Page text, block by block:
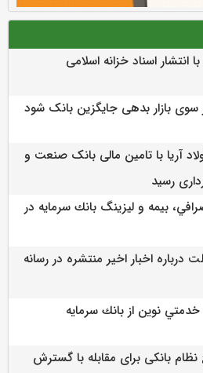
انتشار اسناد خزانه اسلامی
سوی بازار بدهی جایگزین بانک شود
آریا با تامین مالی بانک صنعت و
رسید
بيمه و ليزينگ بانك سرمايه در
درباره اخبار اخیر منتشره در رسانه
خدمتي نوين از بانك سرمايه
بانکی برای مقابله با گسترش